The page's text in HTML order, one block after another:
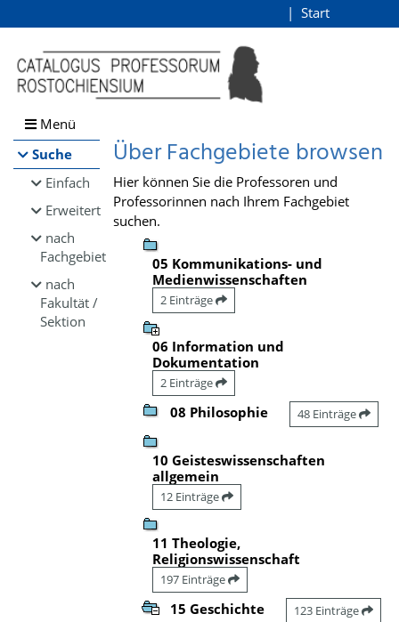
Browsen
direkt zum Inhalt
Start
Menü
Suche
Einfach
Erweitert
nach
Fachgebiet
nach
Fakultät /
Sektion
Über Fachgebiete browsen
Hier können Sie die Professoren und
Professorinnen nach Ihrem Fachgebiet
suchen.
05 Kommunikations- und
Medienwissenschaften
2 Einträge
06 Information und
Dokumentation
2 Einträge
08 Philosophie 48 Einträge
10 Geisteswissenschaften
allgemein
12 Einträge
11 Theologie,
Religionswissenschaft
197 Einträge
15 Geschichte 123 Einträge